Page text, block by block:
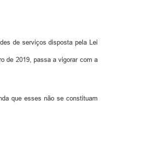
de serviços disposta pela Lei
de 2019, passa a vigorar com a
que esses não se constituam